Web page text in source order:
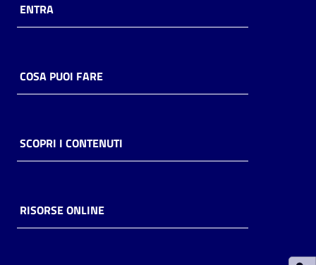
Risorse
online
Casa
Piani
storico
ENTRA
COSA PUOI FARE
SCOPRI I CONTENUTI
RISORSE ONLINE